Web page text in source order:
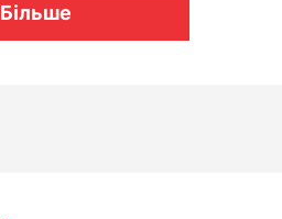
Більше